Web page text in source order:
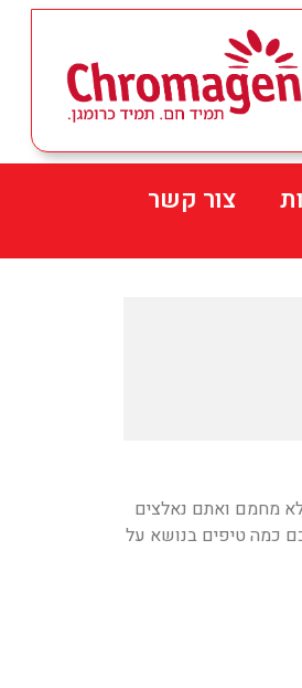
צור קשר
מחמם ואתם נאלצים
כמה טיפים בנושא על